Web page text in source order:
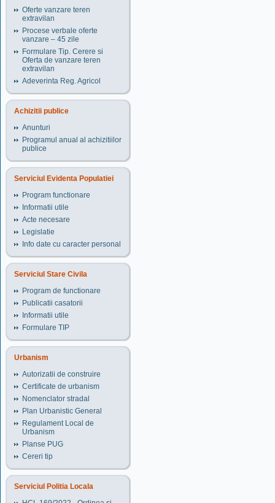
Oferte vanzare teren
extravilan
Procese verbale oferte
vanzare – 45 zile
Formulare Tip. Cerere si
Oferta de vanzare teren
extravilan
Adeverinta Reg. Agricol
Achizitii publice
Anunturi
Programul anual al achizitiilor
publice
Serviciul Evidenta Populatiei
Program functionare
Informatii utile
Acte necesare
Legislatie
Info date cu caracter personal
Serviciul Stare Civila
Program de functionare
Publicatii casatorii
Informatii utile
Formulare TIP
Urbanism
Autorizatii de construire
Certificate de urbanism
Nomenclator stradal
Plan Urbanistic General
Regulament Local de
Urbanism
Planse PUG
Cereri tip
Serviciul Politia Locala